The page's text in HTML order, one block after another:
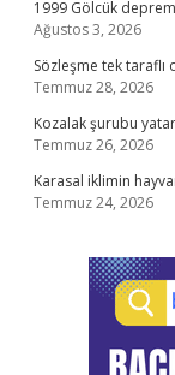
1999 Gölcük
Ağustos 3, 2026
Sözleşme tek taraflı
Temmuz 28, 2026
Kozalak şurubu
Temmuz 26, 2026
Karasal iklimin
Temmuz 24, 2026